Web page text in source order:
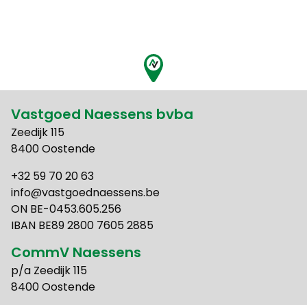
Vastgoed Naessens bvba
Zeedijk 115
8400 Oostende
+32 59 70 20 63
info@vastgoednaessens.be
ON BE-0453.605.256
IBAN BE89 2800 7605 2885
CommV Naessens
p/a Zeedijk 115
8400 Oostende